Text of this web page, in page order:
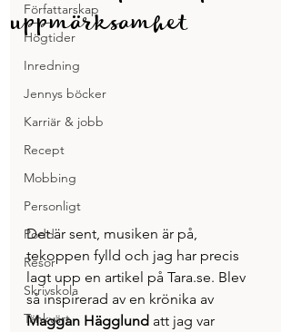
Författarskap
Högtider
Inredning
Jennys böcker
Karriär & jobb
Recept
Mobbing
Personligt
Podd
Resor
Skrivskola
Tänkvärt
uppmärksamhet
Det är sent, musiken är på,
tekoppen fylld och jag har precis
lagt upp en artikel på Tara.se. Blev
så inspirerad av en krönika av
Maggan Hägglund att jag var